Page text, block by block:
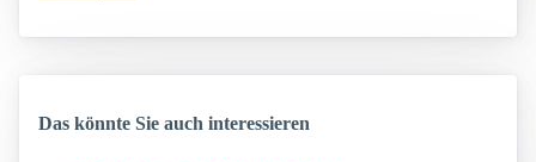
Das könnte Sie auch interessieren